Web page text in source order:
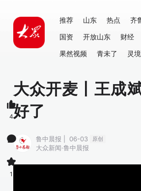
推荐 山东 热点 齐
国资
开放山东 财经
果然视频
青未了 灵境
大众开麦丨王成
好了
鲁中晨报 | 06-03 原创
大众新闻·鲁中晨报
4
1